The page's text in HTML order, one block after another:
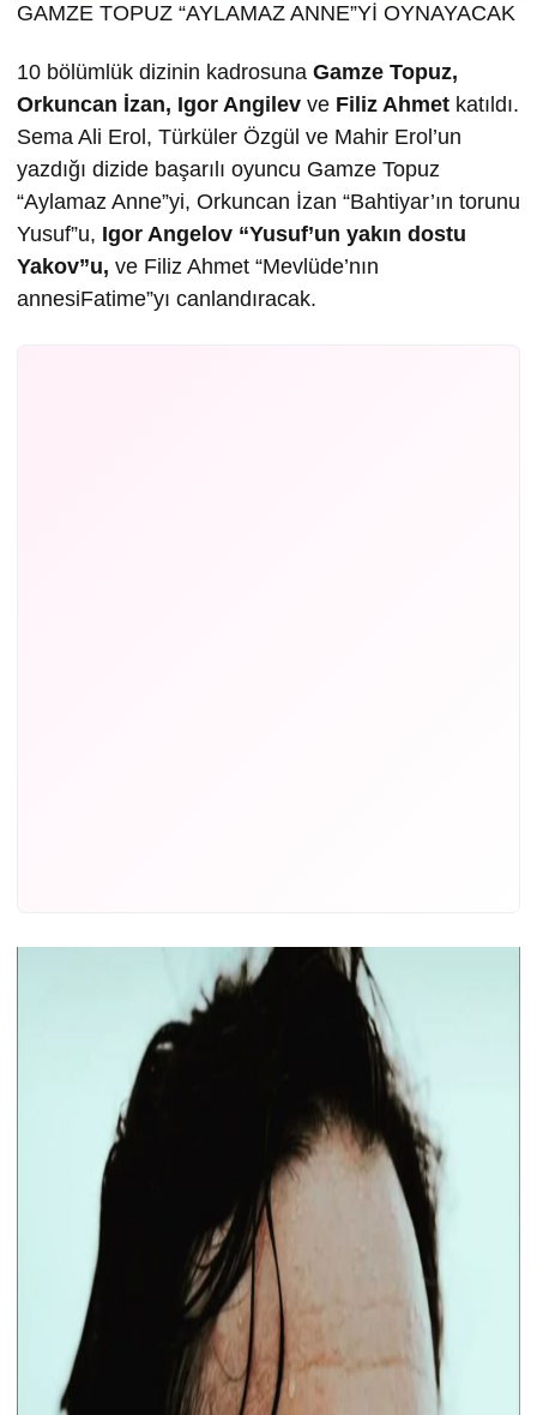
GAMZE TOPUZ “AYLAMAZ ANNE”Yİ OYNAYACAK
10 bölümlük dizinin kadrosuna Gamze Topuz,
Orkuncan İzan, Igor Angilev ve Filiz Ahmet katıldı.
Sema Ali Erol, Türküler Özgül ve Mahir Erol’un
yazdığı dizide başarılı oyuncu Gamze Topuz
“Aylamaz Anne”yi, Orkuncan İzan “Bahtiyar’ın torunu
Yusuf”u, Igor Angelov “Yusuf’un yakın dostu
Yakov”u, ve Filiz Ahmet “Mevlüde’nın
annesiFatime”yı canlandıracak.